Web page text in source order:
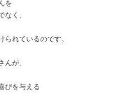
を
く、
れているのです。
が、
びを与える